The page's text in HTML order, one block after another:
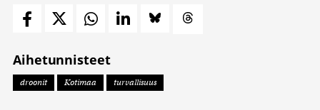
Aihetunnisteet
droonit Kotimaa turvallisuus